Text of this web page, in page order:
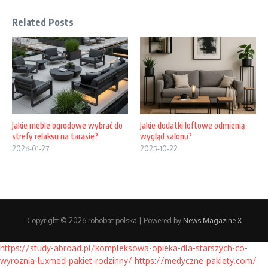
Related Posts
Jakie meble ogrodowe wybrać do
strefy relaksu na tarasie?
2026-01-27
Jakie dodatki loftowe odmienią
wygląd salonu?
2025-10-22
Copyright © 2026 robobat polska | Powered by News Magazine X
https://study-abroad.pl/kompleksowa-opieka-dla-starszych-co-
wyroznia-luxmed-pakiet-rodzinny/ https://medyczne-pakiety.com/